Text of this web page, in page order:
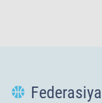
Federasiya